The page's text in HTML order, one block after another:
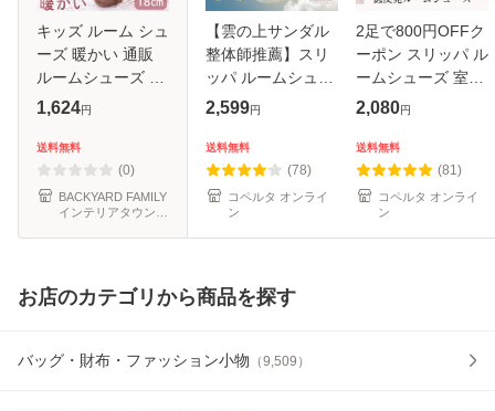
キッズ ルーム シュ
ーズ 暖かい 通販
ルームシューズ 室
内履き スリッパ 靴
靴 あたたかい あっ
たか フワフワ ふわ
ふ
1,624円
送料無料
(0)
BACKYARD FAMILY
インテリアタウン
店
【雲の上サンダル
整体師推薦】スリ
ッパ ルームシュー
ズ メンズ レディー
ダル 前あき 室内
室内履き 外履き 健
康 痛く
2,599円
送料無料
(78)
コペルタ オンライ
ン
2足で800円OFFク
ーポン スリッパ ル
ームシューズ 室内
洗える 春 夏 秋 冬
レディース 大きい
サイズ 小さいサイ
ズ おし
2,080円
送料無料
(81)
コペルタ オンライ
ン
お店のカテゴリから商品を探す
バッグ・財布・ファッション小物 （9,509 ）